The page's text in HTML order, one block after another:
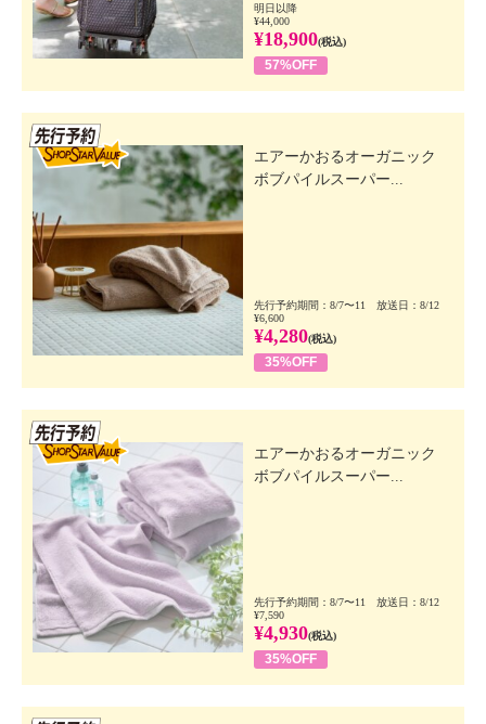
明日以降
¥44,000
¥18,900(税込)
57%OFF
エアーかおるオーガニック
ボブパイルスーパー...
先行予約期間：8/7〜11 放送日：8/12
¥6,600
¥4,280(税込)
35%OFF
エアーかおるオーガニック
ボブパイルスーパー...
先行予約期間：8/7〜11 放送日：8/12
¥7,590
¥4,930(税込)
35%OFF